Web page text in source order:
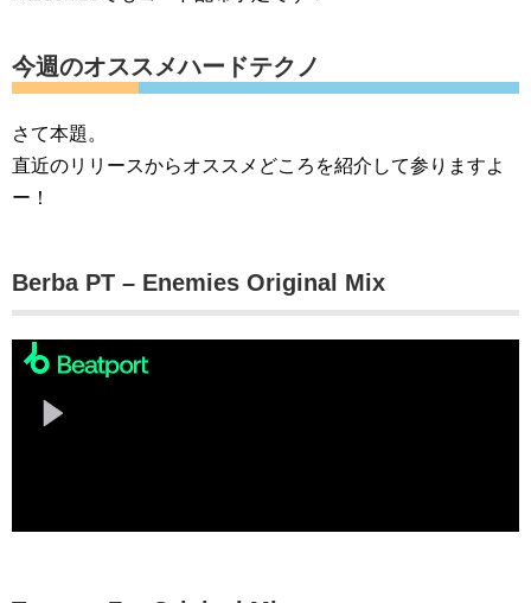
今週のオススメハードテクノ
さて本題。
直近のリリースからオススメどころを紹介して参りますよ
ー！
Berba PT – Enemies Original Mix